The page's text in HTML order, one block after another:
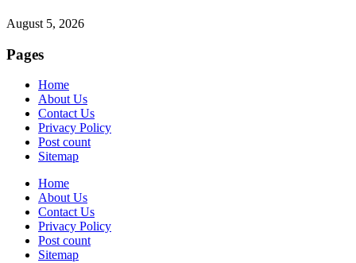
August 5, 2026
Pages
Home
About Us
Contact Us
Privacy Policy
Post count
Sitemap
Home
About Us
Contact Us
Privacy Policy
Post count
Sitemap